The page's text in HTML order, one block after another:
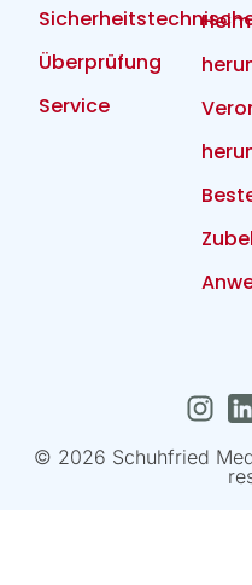
Überprüfung
Service
© 2026 Schuhfried